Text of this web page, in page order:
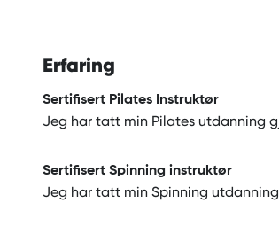
Erfaring
Sertifisert Pilates Instruktør
Jeg har tatt min Pilates utdanning
Sertifisert Spinning instruktør
Jeg har tatt min Spinning